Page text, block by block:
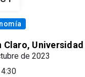
Claro,
de 2023